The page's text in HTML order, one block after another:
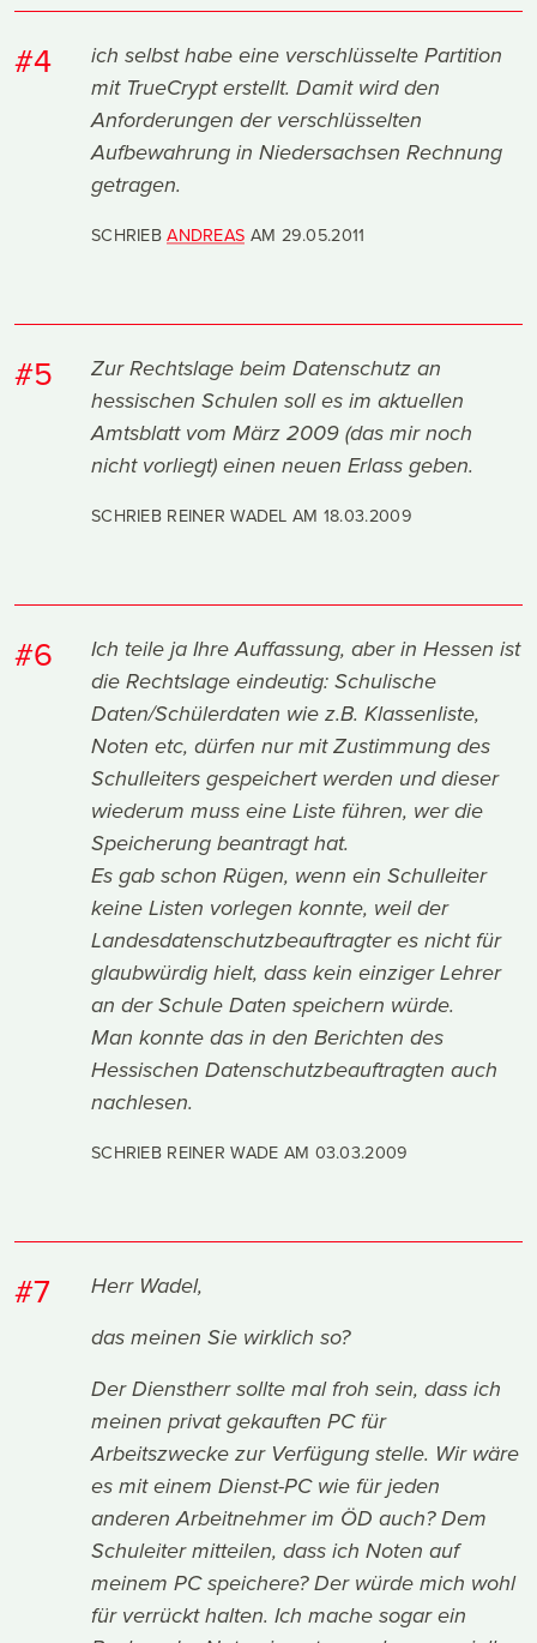
#4
ich selbst habe eine verschlüsselte Partition
mit TrueCrypt erstellt. Damit wird den
Anforderungen der verschlüsselten
Aufbewahrung in Niedersachsen Rechnung
getragen.
SCHRIEBANDREAS AM 29.05.2011
#5
Zur Rechtslage beim Datenschutz an
hessischen Schulen soll es im aktuellen
Amtsblatt vom März 2009 (das mir noch
nicht vorliegt) einen neuen Erlass geben.
SCHRIEB REINER WADEL AM 18.03.2009
#6
Ich teile ja Ihre Auffassung, aber in Hessen ist
die Rechtslage eindeutig: Schulische
Daten/Schülerdaten wie z.B. Klassenliste,
Noten etc, dürfen nur mit Zustimmung des
Schulleiters gespeichert werden und dieser
wiederum muss eine Liste führen, wer die
Speicherung beantragt hat.
Es gab schon Rügen, wenn ein Schulleiter
keine Listen vorlegen konnte, weil der
Landesdatenschutzbeauftragter es nicht für
glaubwürdig hielt, dass kein einziger Lehrer
an der Schule Daten speichern würde.
Man konnte das in den Berichten des
Hessischen Datenschutzbeauftragten auch
nachlesen.
SCHRIEB REINER WADE AM 03.03.2009
#7
Herr Wadel,
das meinen Sie wirklich so?
Der Dienstherr sollte mal froh sein, dass ich
meinen privat gekauften PC für
Arbeitszwecke zur Verfügung stelle. Wir wäre
es mit einem Dienst-PC wie für jeden
anderen Arbeitnehmer im ÖD auch? Dem
Schuleiter mitteilen, dass ich Noten auf
meinem PC speichere? Der würde mich wohl
für verrückt halten. Ich mache sogar ein